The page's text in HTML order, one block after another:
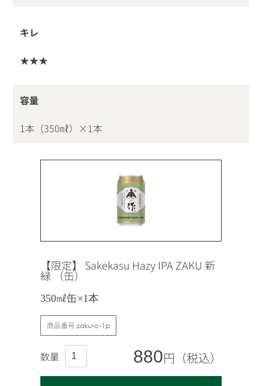
キレ
★★★
容量
1本（350㎖）×1本
【限定】 Sakekasu Hazy IPA ZAKU 新
緑 （缶）
350㎖缶×1本
商品番号zaku-c-1p
880円（税込）